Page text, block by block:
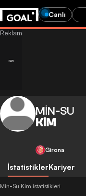
Canlı
MIN-SU
KIM
Girona
İstatistiklerKariyer
Min-Su Kim istatistikleri